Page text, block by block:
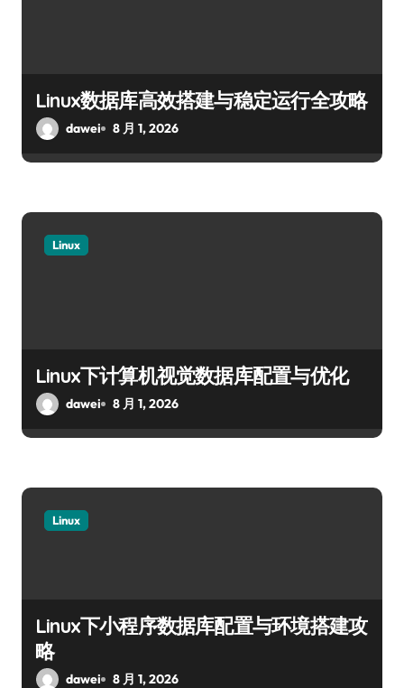
Linux数据库高效搭建与稳定运行全攻略
dawei 8 月 1, 2026
Linux
Linux下计算机视觉数据库配置与优化
dawei 8 月 1, 2026
Linux
Linux下小程序数据库配置与环境搭建攻
略
dawei 8 月 1, 2026